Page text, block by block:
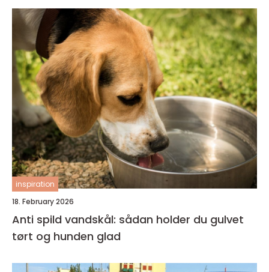
inspiration
18. February 2026
Anti spild vandskål: sådan holder du gulvet
tørt og hunden glad